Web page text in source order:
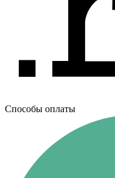
Способы оплаты